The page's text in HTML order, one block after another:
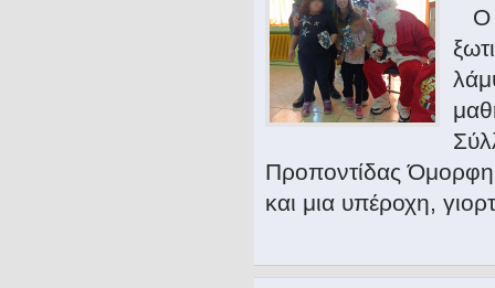
Ο
Προποντίδας Όμορφη
και μια υπέροχη,